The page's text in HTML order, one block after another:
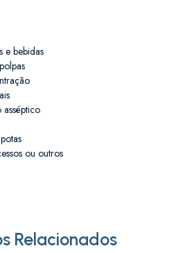
e bebidas
ou outros
Relacionados